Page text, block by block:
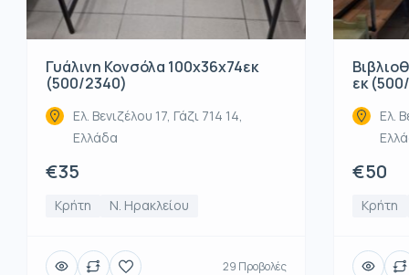
Γυάλινη Κονσόλα 100x36x74εκ
(500/2340)
Ελ. Βενιζέλου 17, Γάζι 714 14,
Ελλάδα
€35
Κρήτη Ν. Ηρακλείου
29 Προβολές
εκ
Ελ.
€50
Κρήτη